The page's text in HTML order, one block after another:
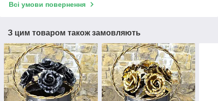
Всі умови повернення
З цим товаром також замовляють